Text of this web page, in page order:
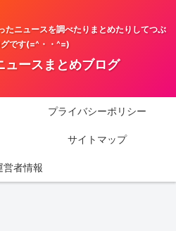
たニュースを調べたりまとめたりしてつぶ
です(=^・・^=)
ュースまとめブログ
プライバシーポリシー
サイトマップ
営者情報